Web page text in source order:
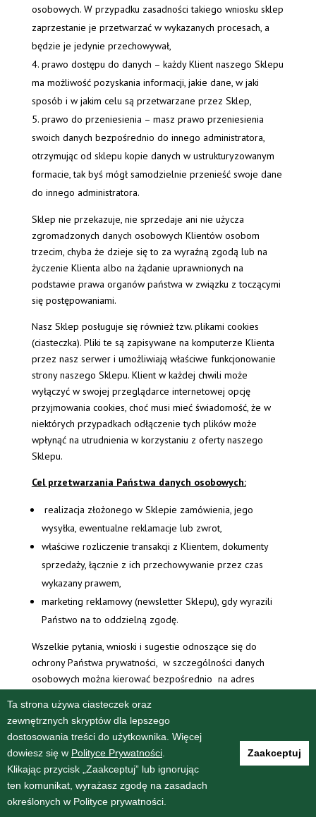
Ta strona używa ciasteczek oraz
zewnętrznych skryptów dla lepszego
dostosowania treści do użytkownika. Więcej
dowiesz się w Polityce Prywatności
Klikając przycisk „Zaakceptuj” lub ignorując
ten komunikat, wyrażasz zgodę na zasadach
określonych w Polityce prywatności.
Zaakceptuj
osobowych. W przypadku zasadności takiego wniosku sklep
zaprzestanie je przetwarzać w wykazanych procesach, a
będzie je jedynie przechowywał,
prawo dostępu do danych – każdy Klient naszego Sklepu
ma możliwość pozyskania informacji, jakie dane, w jaki
sposób i w jakim celu są przetwarzane przez Sklep,
prawo do przeniesienia – masz prawo przeniesienia
swoich danych bezpośrednio do innego administratora,
otrzymując od sklepu kopie danych w ustrukturyzowanym
formacie, tak byś mógł samodzielnie przenieść swoje dane
do innego administratora.
Sklep nie przekazuje, nie sprzedaje ani nie użycza
zgromadzonych danych osobowych Klientów osobom
trzecim, chyba że dzieje się to za wyraźną zgodą lub na
życzenie Klienta albo na żądanie uprawnionych na
podstawie prawa organów państwa w związku z toczącymi
się postępowaniami.
Nasz Sklep posługuje się również tzw. plikami cookies
(ciasteczka). Pliki te są zapisywane na komputerze Klienta
przez nasz serwer i umożliwiają właściwe funkcjonowanie
strony naszego Sklepu. Klient w każdej chwili może
wyłączyć w swojej przeglądarce internetowej opcję
przyjmowania cookies, choć musi mieć świadomość, że w
niektórych przypadkach odłączenie tych plików może
wpłynąć na utrudnienia w korzystaniu z oferty naszego
Sklepu.
Cel przetwarzania Państwa danych osobowych:
realizacja złożonego w Sklepie zamówienia, jego
wysyłka, ewentualne reklamacje lub zwrot,
właściwe rozliczenie transakcji z Klientem, dokumenty
sprzedaży, łącznie z ich przechowywanie przez czas
wykazany prawem,
marketing reklamowy (newsletter Sklepu), gdy wyrazili
Państwo na to oddzielną zgodę.
Wszelkie pytania, wnioski i sugestie odnoszące się do
ochrony Państwa prywatności, w szczególności danych
osobowych można kierować bezpośrednio na adres
numerem telefonu 56 622 38 07, 622 28 98.
O WYDAWNICTWIE DLA AUTORA
KONTAKT
REGULAMIN
POLITYKA PRYWATNOŚCI